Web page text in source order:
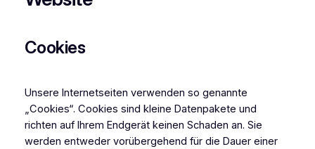
Cookies
Unsere Internetseiten verwenden so genannte
„Cookies“. Cookies sind kleine Datenpakete und
richten auf Ihrem Endgerät keinen Schaden an. Sie
werden entweder vorübergehend für die Dauer einer